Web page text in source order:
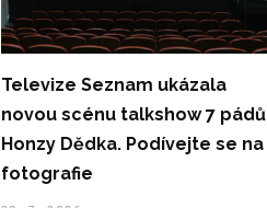
Televize Seznam ukázala
novou scénu talkshow 7 pádů
Honzy Dědka. Podívejte se na
fotografie